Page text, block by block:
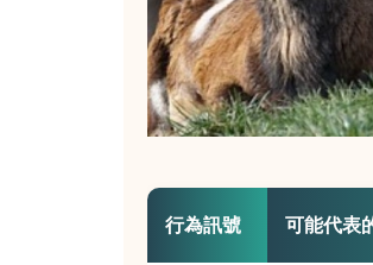
行為訊號 可能代表